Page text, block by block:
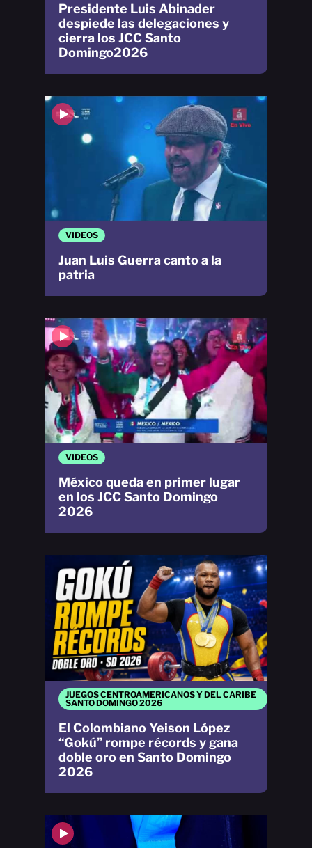
VIDEOS
México queda en primer lugar
en los JCC Santo Domingo
2026
VIDEOS
Juan Luis Guerra canto a la
patria
Presidente Luis Abinader
despiede las delegaciones y
cierra los JCC Santo
Domingo2026
JUEGOS CENTROAMERICANOS Y DEL CARIBE
SANTO DOMINGO 2026
El Colombiano Yeison López
“Gokú” rompe récords y gana
doble oro en Santo Domingo
2026